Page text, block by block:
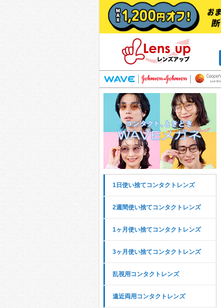
1日使い捨てコンタクトレンズ
2週間使い捨てコンタクトレンズ
1ヶ月使い捨てコンタクトレンズ
3ヶ月使い捨てコンタクトレンズ
乱視用コンタクトレンズ
遠近両用コンタクトレンズ